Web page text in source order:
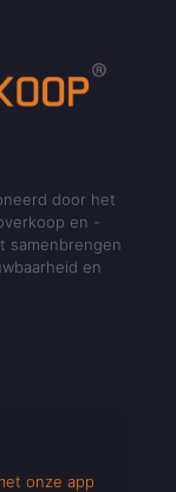
door het
en -
samenbrengen
en
onze app